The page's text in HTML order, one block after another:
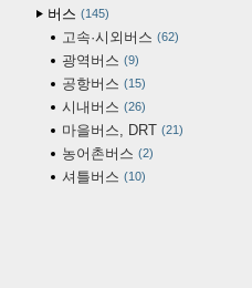
버스 145
고속·시외버스 62
광역버스 9
공항버스 15
시내버스 26
마을버스, DRT 21
농어촌버스 2
셔틀버스 10